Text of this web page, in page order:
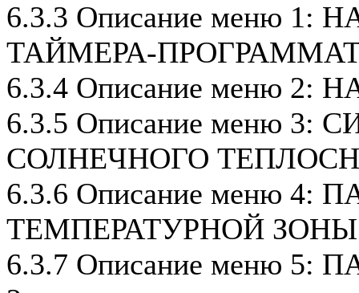
6.3.3 Описание меню 1:
ТАЙМЕРА-
6.3.4 Описание меню 2:
6.3.5 Описание меню 3:
СОЛНЕЧНОГО
6.3.6 Описание меню 4:
ТЕМПЕРАТУРНОЙ ЗОНЫ
6.3.7 Описание меню